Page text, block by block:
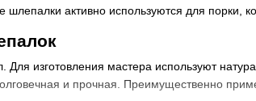
шлепалки активно используются для порки,
Для изготовления мастера используют
и прочная. Преимущественно